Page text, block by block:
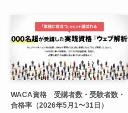
WACA資格 受講者数・受験者数・
合格率（2026年5月1〜31日）